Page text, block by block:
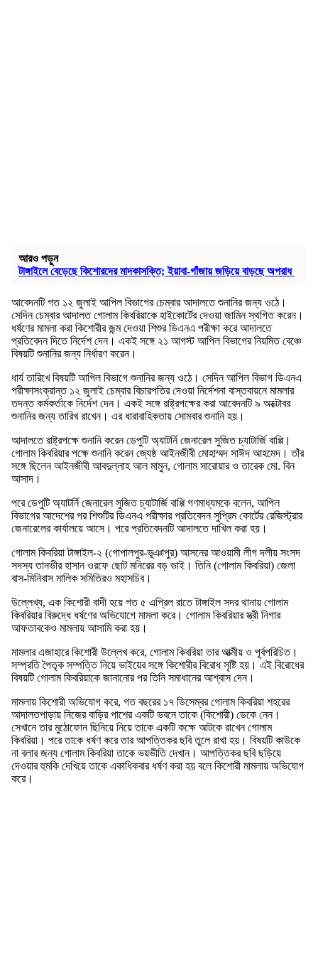
আরও পড়ুন
টাঙ্গাইলে বেড়েছে কিশোরদের মাদকাসক্তি; ইয়াবা-গাঁজায় জড়িয়ে বাড়ছে অপরাধ
আবেদনটি গত ১২ জুলাই আপিল বিভাগের চেম্বার আদালতে শুনানির জন্য ওঠে।
সেদিন চেম্বার আদালত গোলাম কিবরিয়াকে হাইকোর্টের দেওয়া জামিন স্থগিত করেন।
ধর্ষণের মামলা করা কিশোরীর জন্ম দেওয়া শিশুর ডিএনএ পরীক্ষা করে আদালতে
প্রতিবেদন দিতে নির্দেশ দেন। একই সঙ্গে ২১ আগস্ট আপিল বিভাগের নিয়মিত বেঞ্চে
বিষয়টি শুনানির জন্য নির্ধারণ করেন।
ধার্য তারিখে বিষয়টি আপিল বিভাগে শুনানির জন্য ওঠে। সেদিন আপিল বিভাগ ডিএনএ
পরীক্ষাসংক্রান্ত ১২ জুলাই চেম্বার বিচারপতির দেওয়া নির্দেশনা বাস্তবায়নে মামলার
তদন্ত কর্মকর্তাকে নির্দেশ দেন। একই সঙ্গে রাষ্ট্রপক্ষের করা আবেদনটি ৯ অক্টোবর
শুনানির জন্য তারিখ রাখেন। এর ধারাবাহিকতায় সোমবার শুনানি হয়।
আদালতে রাষ্ট্রপক্ষে শুনানি করেন ডেপুটি অ্যাটর্নি জেনারেল সুজিত চ্যাটার্জি বাপ্পি।
গোলাম কিবরিয়ার পক্ষে শুনানি করেন জ্যেষ্ঠ আইনজীবী মোহাম্মদ সাঈদ আহমেদ। তাঁর
সঙ্গে ছিলেন আইনজীবী আবদুল্লাহ আল মামুন, গোলাম সারোয়ার ও তারেক মো. বিন
আসাদ।
পরে ডেপুটি অ্যাটর্নি জেনারেল সুজিত চ্যাটার্জি বাপ্পি গণমাধ্যমকে বলেন, আপিল
বিভাগের আদেশের পর শিশুটির ডিএনএ পরীক্ষার প্রতিবেদন সুপ্রিম কোর্টের রেজিস্ট্রার
জেনারেলের কার্যালয়ে আসে। পরে প্রতিবেদনটি আদালতে দাখিল করা হয়।
গোলাম কিবরিয়া টাঙ্গাইল-২ (গোপালপুর-ভূঞাপুর) আসনের আওয়ামী লীগ দলীয় সংসদ
সদস্য তানভীর হাসান ওরফে ছোট মনিরের বড় ভাই। তিনি (গোলাম কিবরিয়া) জেলা
বাস-মিনিবাস মালিক সমিতিরও মহাসচিব।
উল্লেখ্য, এক কিশোরী বাদী হয়ে গত ৫ এপ্রিল রাতে টাঙ্গাইল সদর থানায় গোলাম
কিবরিয়ার বিরুদ্ধে ধর্ষণের অভিযোগে মামলা করে। গোলাম কিবরিয়ার স্ত্রী নিগার
আফতাবকেও মামলায় আসামি করা হয়।
মামলার এজাহারে কিশোরী উল্লেখ করে, গোলাম কিবরিয়া তার আত্মীয় ও পূর্বপরিচিত।
সম্প্রতি পৈতৃক সম্পত্তি নিয়ে ভাইয়ের সঙ্গে কিশোরীর বিরোধ সৃষ্টি হয়। এই বিরোধের
বিষয়টি গোলাম কিবরিয়াকে জানানোর পর তিনি সমাধানের আশ্বাস দেন।
মামলায় কিশোরী অভিযোগ করে, গত বছরের ১৭ ডিসেম্বর গোলাম কিবরিয়া শহরের
আদালতপাড়ায় নিজের বাড়ির পাশের একটি ভবনে তাকে (কিশোরী) ডেকে নেন।
সেখানে তার মুঠোফোন ছিনিয়ে নিয়ে তাকে একটি কক্ষে আটকে রাখেন গোলাম
কিবরিয়া। পরে তাকে ধর্ষণ করে তার আপত্তিকর ছবি তুলে রাখা হয়। বিষয়টি কাউকে
না বলার জন্য গোলাম কিবরিয়া তাকে ভয়ভীতি দেখান। আপত্তিকর ছবি ছড়িয়ে
দেওয়ার হুমকি দেখিয়ে তাকে একাধিকবার ধর্ষণ করা হয় বলে কিশোরী মামলায় অভিযোগ
করে।